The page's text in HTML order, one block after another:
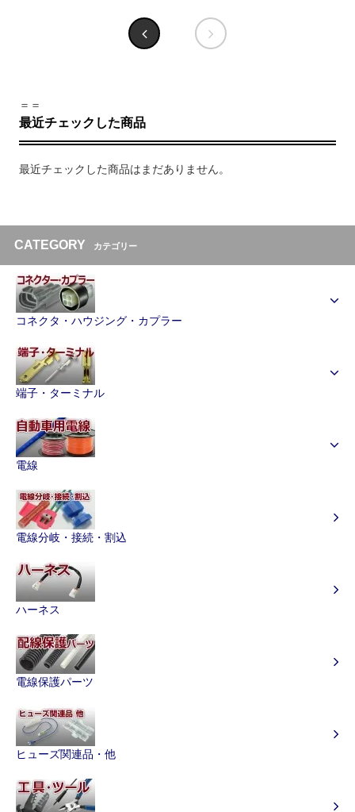
＝＝
最近チェックした商品
最近チェックした商品はまだありません。
CATEGORY カテゴリー
コネクタ・ハウジング・カプラー
端子・ターミナル
電線
電線分岐・接続・割込
ハーネス
電線保護パーツ
ヒューズ関連品・他